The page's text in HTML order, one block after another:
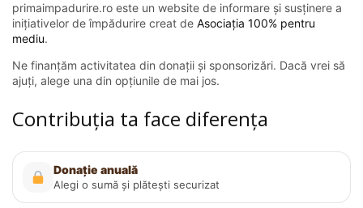
primaimpadurire.ro este un website de informare și susținere a
inițiativelor de împădurire creat de Asociația 100% pentru
mediu.
Ne finanțăm activitatea din donații și sponsorizări. Dacă vrei să
ajuți, alege una din opțiunile de mai jos.
Contribuția ta face diferența
Donație anuală
Alegi o sumă și plătești securizat